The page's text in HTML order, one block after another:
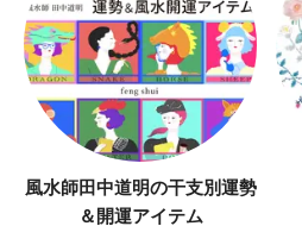
風水師田中道明の干支別運勢
＆開運アイテム